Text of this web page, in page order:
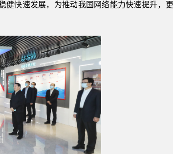
健快速发展，为推动我国网络能力快速提升，更